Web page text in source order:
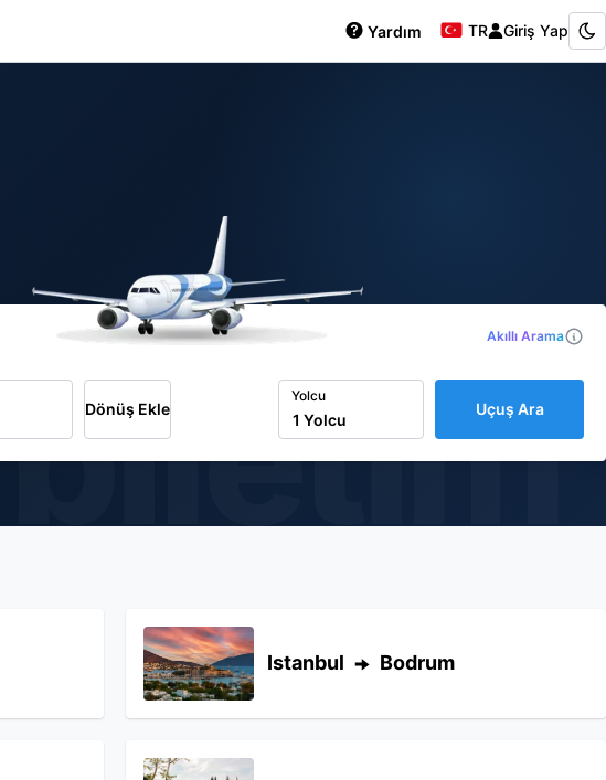
Yardım TR Giriş Yap
biletim
Akıllı Arama
Dönüş Ekle
Yolcu
Uçuş Ara
Istanbul Bodrum